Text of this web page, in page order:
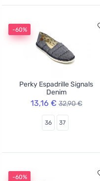
-60%
Perky Espadrille Signals
Denim
13,16 € 32,90 €
36 37
-60%